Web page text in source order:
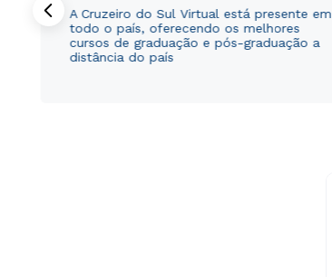
A Cruzeiro do Sul Virtual está presente em
todo o país, oferecendo os melhores
cursos de graduação e pós-graduação a
distância do país